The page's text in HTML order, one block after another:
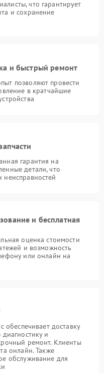
что гарантирует
и сохранение
и быстрый ремонт
позволяют провести
в кратчайшие
гарантия на
детали, что
и бесплатная
оценка стоимости
и возможность
или онлайн на
доставку
и
ремонт. Клиенты
онлайн. Также
обслуживание для